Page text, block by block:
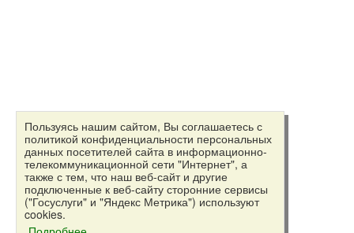
Пользуясь нашим сайтом, Вы соглашаетесь с
политикой конфиденциальности персональных
данных посетителей сайта в информационно-
телекоммуникационной сети "Интернет", а
также с тем, что наш веб-сайт и другие
подключенные к веб-сайту сторонние сервисы
("Госуслуги" и "Яндекс Метрика") используют
cookies.